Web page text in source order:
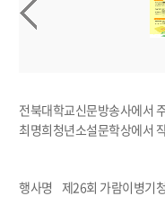
전북대학교신문방송사에서
최명희청년소설문학상에서
행사명 제26회 가람이병기